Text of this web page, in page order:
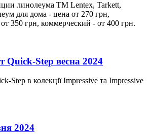
линолеума ТМ Lentex, Tarkett,
для дома - цена от 270 грн,
350 грн, коммерческий - от 400 грн.
Quick-Step весна 2024
Step в колекції Impressive та Impressive
2024